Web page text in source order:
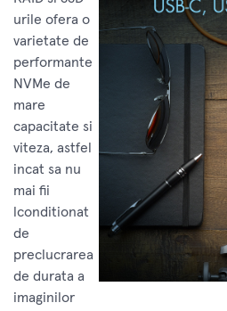
urile ofera o
varietate de
performante
NVMe de
mare
capacitate si
viteza, astfel
incat sa nu
mai fii
lconditionat
de
preclucrarea
de durata a
imaginilor